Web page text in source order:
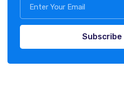
Subscribe